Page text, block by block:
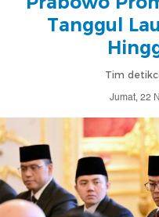
Tanggul
Tim
Jumat, 22